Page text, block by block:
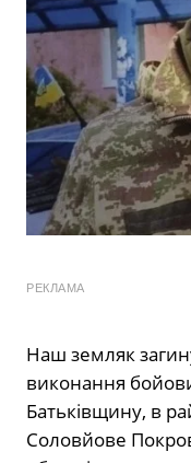
РЕКЛАМА
Наш земляк
виконання
Батьківщину, в
Соловйове